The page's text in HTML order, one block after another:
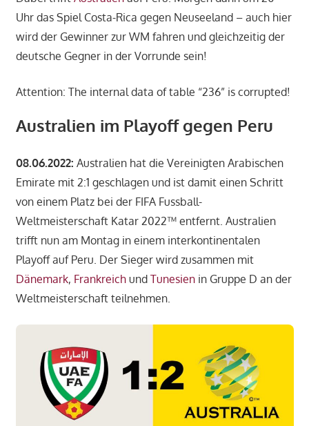
Uhr das Spiel Costa-Rica gegen Neuseeland – auch hier
wird der Gewinner zur WM fahren und gleichzeitig der
deutsche Gegner in der Vorrunde sein!
Attention: The internal data of table “236” is corrupted!
Australien im Playoff gegen Peru
08.06.2022: Australien hat die Vereinigten Arabischen
Emirate mit 2:1 geschlagen und ist damit einen Schritt
von einem Platz bei der FIFA Fussball-
Weltmeisterschaft Katar 2022™ entfernt. Australien
trifft nun am Montag in einem interkontinentalen
Playoff auf Peru. Der Sieger wird zusammen mit
Dänemark, Frankreichund Tunesienin Gruppe D an der
Weltmeisterschaft teilnehmen.